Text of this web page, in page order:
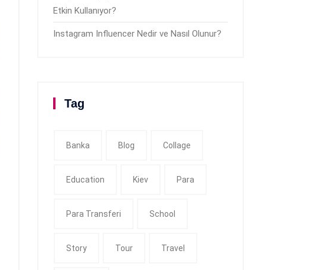
Etkin Kullanıyor?
Instagram Influencer Nedir ve Nasıl Olunur?
Tag
Banka Blog Collage
Education Kiev Para
Para Transferi School
Story Tour Travel